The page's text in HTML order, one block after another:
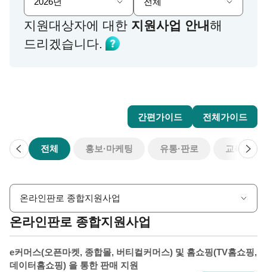
지원대상자에 대한 지원사업 안내해
드리겠습니다.
간편가이드 전체가이드
전체 홍보·마케팅 유통·판로 교육·컨설
다
음
이
전
온라인판로 종합지원사업
온라인판로 종합지원사업
e커머스(오픈마켓, 종합몰, 버티컬커머스) 및 홈쇼핑(TV홈쇼핑,
데이터홈쇼핑) 을 통한 판매 지원